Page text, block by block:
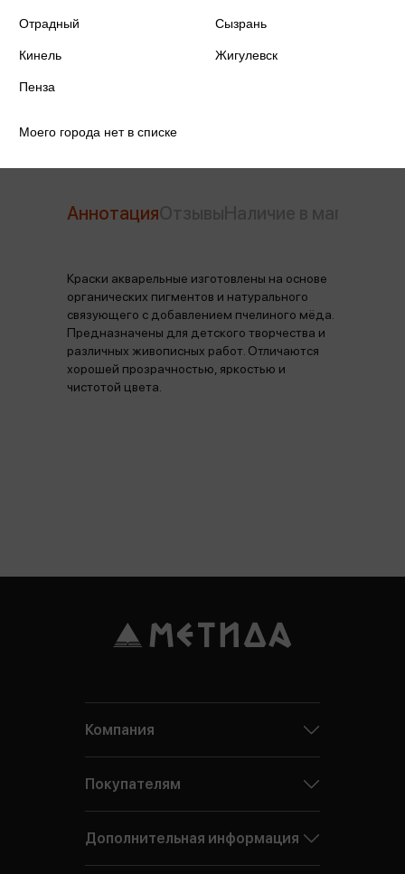
Аннотация
Краски акварельные изготовлены на основе
органических пигментов и натурального
связующего с добавлением пчелиного мёда.
Предназначены для детского творчества и
различных живописных работ. Отличаются
хорошей прозрачностью, яркостью и
чистотой цвета.
Отрадный Сызрань
Кинель Жигулевск
Пенза
Моего города нет в списке
Компания
Покупателям
Дополнительная информация